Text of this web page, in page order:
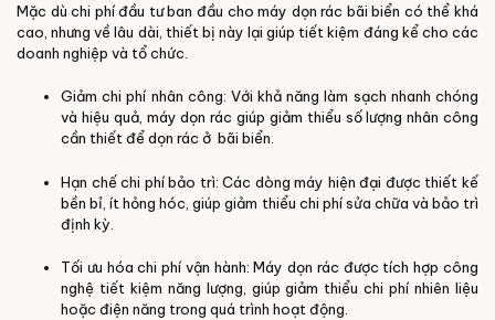
Mặc dù chi phí đầu tư ban đầu cho máy dọn rác bãi biển có thể khá
cao, nhưng về lâu dài, thiết bị này lại giúp tiết kiệm đáng kể cho các
doanh nghiệp và tổ chức.
Giảm chi phí nhân công: Với khả năng làm sạch nhanh chóng
và hiệu quả, máy dọn rác giúp giảm thiểu số lượng nhân công
cần thiết để dọn rác ở bãi biển.
Hạn chế chi phí bảo trì: Các dòng máy hiện đại được thiết kế
bền bỉ, ít hỏng hóc, giúp giảm thiểu chi phí sửa chữa và bảo trì
định kỳ.
Tối ưu hóa chi phí vận hành: Máy dọn rác được tích hợp công
nghệ tiết kiệm năng lượng, giúp giảm thiểu chi phí nhiên liệu
hoặc điện năng trong quá trình hoạt động.